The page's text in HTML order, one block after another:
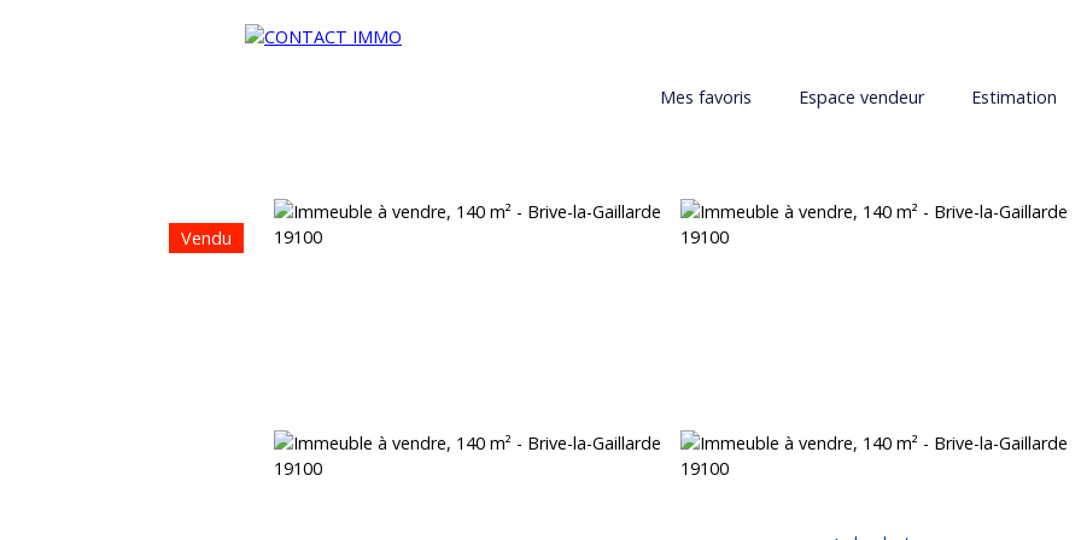
Mes favoris Espace vendeur Estimation
Vendu